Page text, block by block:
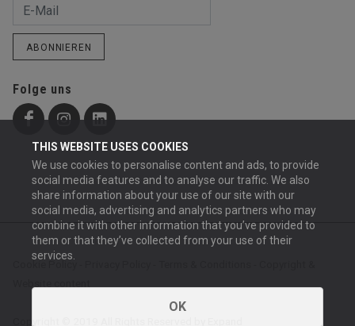
THIS WEBSITE USES COOKIES
We use cookies to personalise content and ads, to provide
social media features and to analyse our traffic. We also
share information about your use of our site with our
social media, advertising and analytics partners who may
combine it with other information that you’ve provided to
them or that they’ve collected from your use of their
services.
OK
ABONNIEREN
Folge uns